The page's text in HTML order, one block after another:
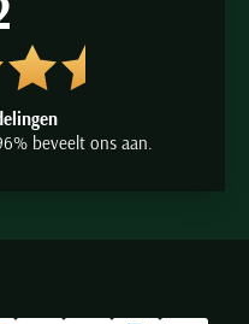
beveelt ons aan.